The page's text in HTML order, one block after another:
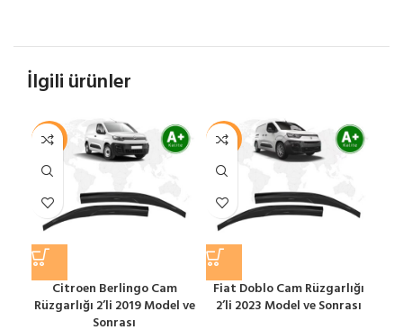
İlgili ürünler
-10%
Citroen Berlingo Cam
Rüzgarlığı 2’li 2019 Model ve
Sonrası
-10%
Fiat Doblo Cam Rüzgarlığı
2’li 2023 Model ve Sonrası